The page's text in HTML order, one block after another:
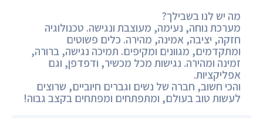
מה יש לנו בשבילך?
מערכת נוחה, נעימה, מעוצבת ונגישה. טכנולוגיה
חזקה, יציבה, אמינה, מהירה. כלים פשוטים
ומתקדמים, מגוונים ומקיפים. תמיכה נגישה, ברורה,
זמינה ומהירה. נגישות מכל מכשיר, ודפדפן, וגם
אפליקציות.
והכי חשוב, חברה של נשים וגברים חיוביים, שרוצים
לעשות טוב בעולם, ומתפתחים ומפתחים בקצב גבוה!